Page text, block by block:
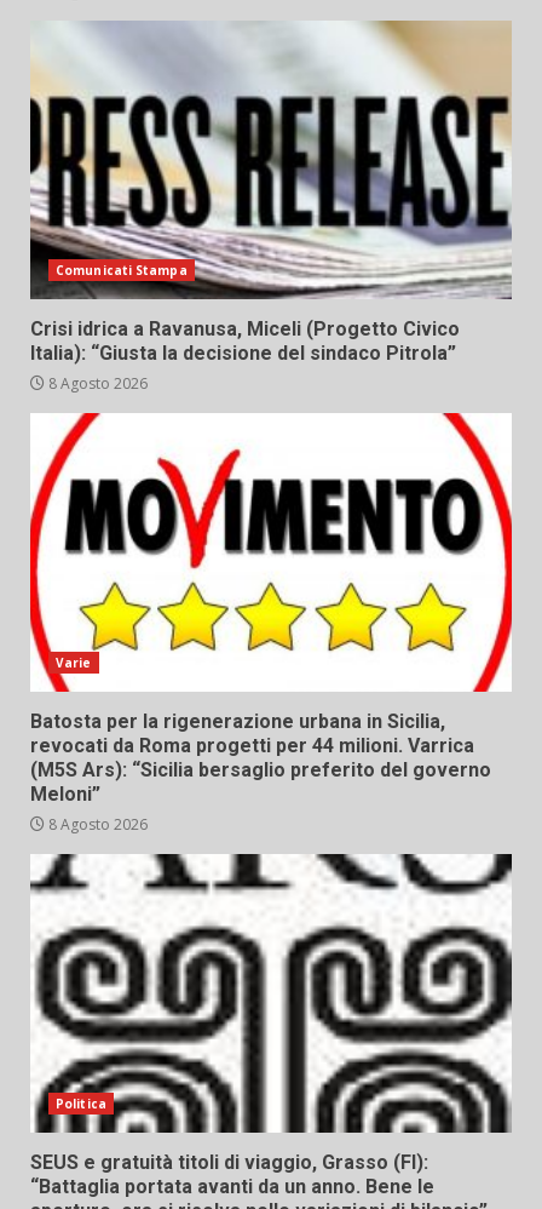
Comunicati Stampa
Crisi idrica a Ravanusa, Miceli (Progetto Civico
Italia): “Giusta la decisione del sindaco Pitrola”
8 Agosto 2026
Varie
Batosta per la rigenerazione urbana in Sicilia,
revocati da Roma progetti per 44 milioni. Varrica
(M5S Ars): “Sicilia bersaglio preferito del governo
Meloni”
8 Agosto 2026
Politica
SEUS e gratuità titoli di viaggio, Grasso (FI):
“Battaglia portata avanti da un anno. Bene le